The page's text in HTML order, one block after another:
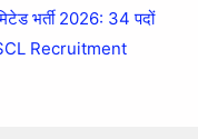
भर्ती 2026: 34 पदों
Recruitment